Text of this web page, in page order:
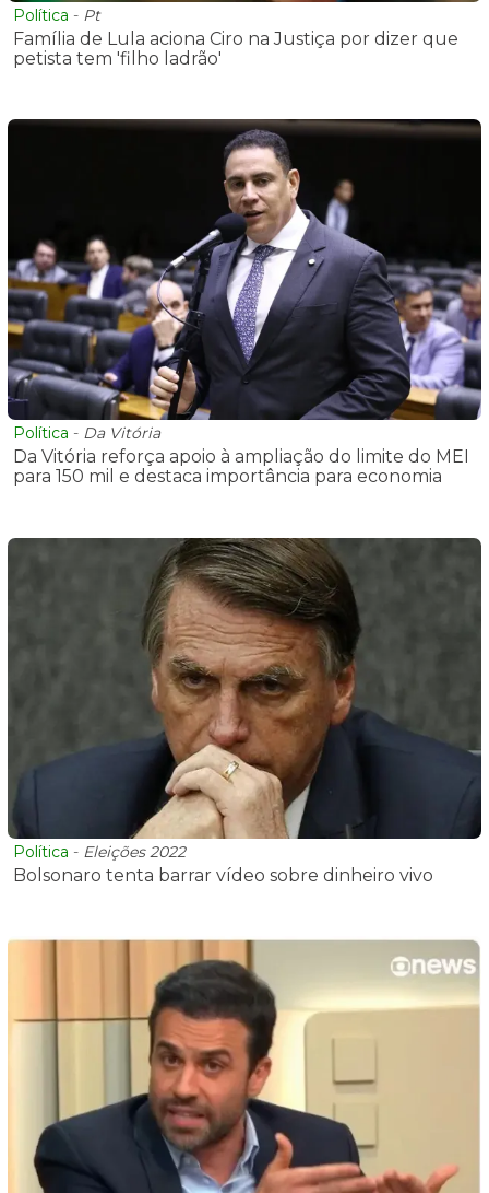
Política - Pt
Família de Lula aciona Ciro na Justiça por dizer que
petista tem 'filho ladrão'
Política - Da Vitória
Da Vitória reforça apoio à ampliação do limite do MEI
para 150 mil e destaca importância para economia
Política - Eleições 2022
Bolsonaro tenta barrar vídeo sobre dinheiro vivo